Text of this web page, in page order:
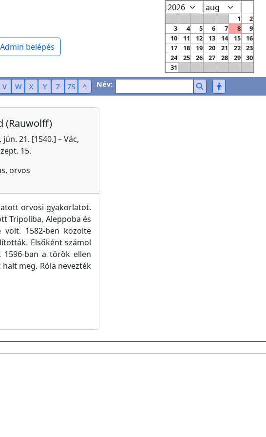
Admin belépés
1
2
3
4 5 6 7 8
9
10
11 12 13 14 15
16
17
18 19 20 21 22
23
24
25 26 27 28 29
30
31
V W X Y Z ZS ^ Név:
(Rauwolff)
21. [1540.] – Vác,
15.
orvos
orvosi gyakorlatot.
Tripoliba, Aleppoba és
volt. 1582-ben közölte
Elsőként számol
1596-ban a török ellen
meg. Róla nevezték